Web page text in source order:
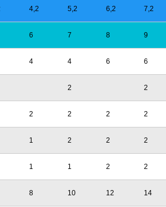
4,2 5,2 6,2 7,2
6 7 8 9
4 4 6 6
2 2
2 2 2 2
1 2 2 2
1 1 2 2
8 10 12 14